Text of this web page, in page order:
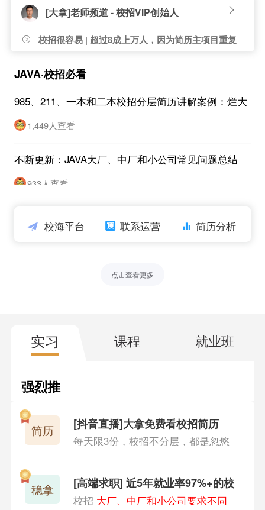
[大拿]老师频道 - 校招VIP创始人
校招很容易 | 超过8成上万人，因为简历主项目重复
度高，没有面试机会}
JAVA·校招必看
985、211、一本和二本校招分层简历讲解案例：烂大
街项目也可以按实习修改
1,449人查看
不断更新：JAVA大厂、中厂和小公司常见问题总结
933人查看
校大出品：校招JAVA大厂、中厂和小公司分层考点大
纲，以应试为目的
在线实习：市面上少有的真实互联网商用项目，而且
校招投递时间：大中小厂秋招投递时间总结，包含98
5到二本
856人查看
实习录播课：真正非包装的实习模块转录，做为公司
的实习项目
853人查看
稳拿计划：近五年就业率95%，浙大、上海交大都参
加的高端校招就业品牌
883人查看
校海平台 联系运营 简历分析
点击查看更多
实习 课程 就业班
强烈推
简历 [抖音直播]大拿免费看校招简历
每天限3份，校招不分层，都是忽悠
稳拿
[高端求职] 近5年就业率97%+的校
招班
校招 大厂、中厂和小公司要求不同